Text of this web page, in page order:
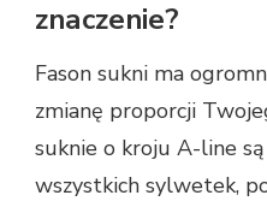
znaczenie?
Fason sukni ma
zmianę proporcji
suknie o kroju A-line
wszystkich sylwetek,